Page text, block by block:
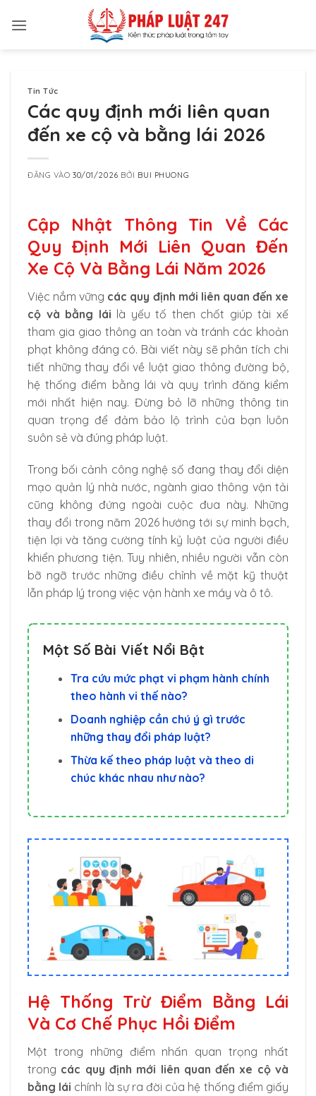
qua
Tin Tức
Các quy định mới liên quan
đến xe cộ và bằng lái 2026
ĐĂNG VÀO30/01/2026 BỞI BUI PHUONG
Cập Nhật Thông Tin Về Các
Quy Định Mới Liên Quan Đến
Xe Cộ Và Bằng Lái Năm 2026
Việc nắm vững các quy định mới liên quan đến xe
cộ và bằng lái là yếu tố then chốt giúp tài xế
tham gia giao thông an toàn và tránh các khoản
phạt không đáng có. Bài viết này sẽ phân tích chi
tiết những thay đổi về luật giao thông đường bộ,
hệ thống điểm bằng lái và quy trình đăng kiểm
mới nhất hiện nay. Đừng bỏ lỡ những thông tin
quan trọng để đảm bảo lộ trình của bạn luôn
suôn sẻ và đúng pháp luật.
Trong bối cảnh công nghệ số đang thay đổi diện
mạo quản lý nhà nước, ngành giao thông vận tải
cũng không đứng ngoài cuộc đua này. Những
thay đổi trong năm 2026 hướng tới sự minh bạch,
tiện lợi và tăng cường tính kỷ luật của người điều
khiển phương tiện. Tuy nhiên, nhiều người vẫn còn
bỡ ngỡ trước những điều chỉnh về mặt kỹ thuật
lẫn pháp lý trong việc vận hành xe máy và ô tô.
Một Số Bài Viết Nổi Bật
Tra cứu mức phạt vi phạm hành chính
theo hành vi thế nào?
Doanh nghiệp cần chú ý gì trước
những thay đổi pháp luật?
Thừa kế theo pháp luật và theo di
chúc khác nhau như nào?
Hệ Thống Trừ Điểm Bằng Lái
Và Cơ Chế Phục Hồi Điểm
Một trong những điểm nhấn quan trọng nhất
trong các quy định mới liên quan đến xe cộ và
bằng lái chính là sự ra đời của hệ thống điểm giấy